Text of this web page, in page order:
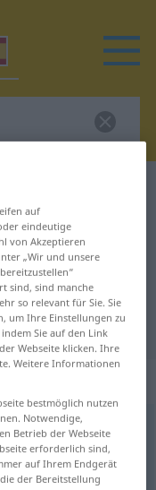
für
>
antippen)
auf
eindeutige
von Akzeptieren
„Wir und unsere
sind, sind manche
so relevant für Sie. Sie
um Ihre Einstellungen zu
Sie auf den Link
Webseite klicken. Ihre
Weitere Informationen
bestmöglich nutzen
Notwendige,
Betrieb der Webseite
erforderlich sind,
auf Ihrem Endgerät
der Bereitstellung